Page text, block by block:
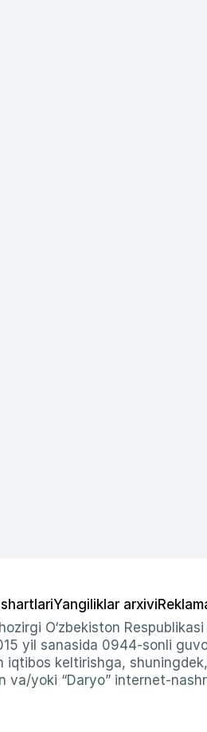
Yangiliklar arxivi
O‘zbekiston
yil sanasida 0944-sonli
iqtibos keltirishga,
yoki “Daryo” internet-